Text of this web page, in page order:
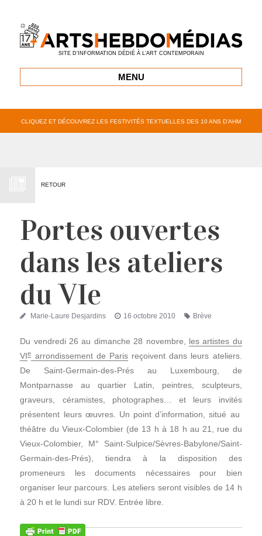
SITE D’INFORMATION DÉDIÉ À L’ART CONTEMPORAIN
MENU
CLIQUEZ ET DÉCOUVREZ LES FESTIVITÉS TEXTUELLES DES 10 ANS D’AHM
RETOUR
Portes ouvertes
dans les ateliers
du VIe
Auteur
Marie-Laure Desjardins
Publié
16 octobre 2010 Étiquettes
Brève
Du vendredi 26 au dimanche 28 novembre, les artistes du
VIe arrondissement de Parisreçoivent dans leurs ateliers.
De Saint-Germain-des-Prés au Luxembourg, de
Montparnasse au quartier Latin, peintres, sculpteurs,
graveurs, céramistes, photographes… et leurs invités
présentent leurs œuvres. Un point d’information, situé au
théâtre du Vieux-Colombier (de 13 h à 18 h au 21, rue du
Vieux-Colombier, M° Saint-Sulpice/Sèvres-Babylone/Saint-
Germain-des-Prés), tiendra à la disposition des
promeneurs les documents nécessaires pour bien
organiser leur parcours. Les ateliers seront visibles de 14 h
à 20 h et le lundi sur RDV. Entrée libre.